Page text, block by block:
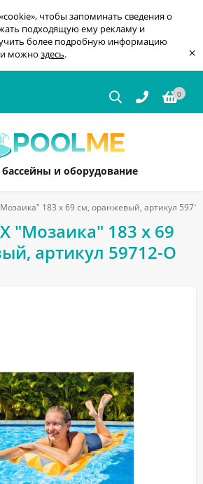
чтобы запоминать сведения о
подходящую ему рекламу и
более подробную информацию
можно здесь. ×
0
и оборудование
183 x 69 см, оранжевый, артикул
"Мозаика" 183 x 69
артикул 59712-O